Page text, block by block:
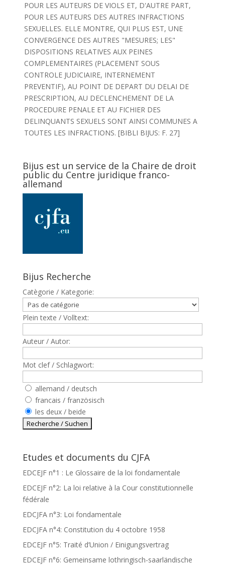
POUR LES AUTEURS DE VIOLS ET, D'AUTRE PART,
POUR LES AUTEURS DES AUTRES INFRACTIONS
SEXUELLES. ELLE MONTRE, QUI PLUS EST, UNE
CONVERGENCE DES AUTRES "MESURES; LES"
DISPOSITIONS RELATIVES AUX PEINES
COMPLEMENTAIRES (PLACEMENT SOUS
CONTROLE JUDICIAIRE, INTERNEMENT
PREVENTIF), AU POINT DE DEPART DU DELAI DE
PRESCRIPTION, AU DECLENCHEMENT DE LA
PROCEDURE PENALE ET AU FICHIER DES
DELINQUANTS SEXUELS SONT AINSI COMMUNES A
TOUTES LES INFRACTIONS. [BIBLI BIJUS: F. 27]
Bijus est un service de la Chaire de droit
public du Centre juridique franco-
allemand
Bijus Recherche
Catègorie / Kategorie:
Plein texte / Volltext:
Auteur / Autor:
Mot clef / Schlagwort:
allemand / deutsch
francais / französisch
les deux / beide
Etudes et documents du CJFA
EDCEJF n°1 : Le Glossaire de la loi fondamentale
EDCEJF n°2: La loi relative à la Cour constitutionnelle
fédérale
EDCJFA n°3: Loi fondamentale
EDCJFA n°4: Constitution du 4 octobre 1958
EDCEJF n°5: Traité d’Union / Einigungsvertrag
EDCEJF n°6: Gemeinsame lothringisch-saarländische